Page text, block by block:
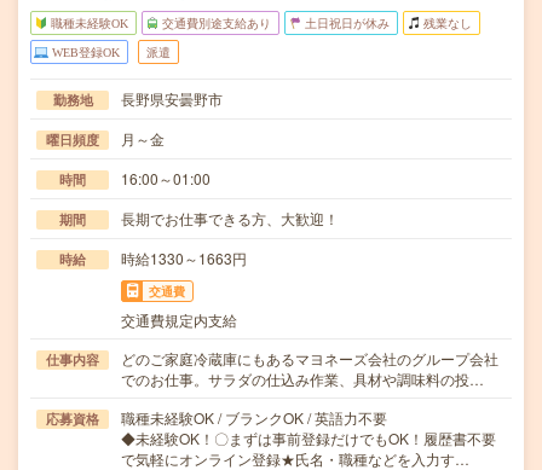
職種未経験OK 交通費別途支給あり 土日祝日が休み 残業なし
WEB登録OK 派遣
勤務地 長野県安曇野市
曜日頻度 月～金
時間 16:00～01:00
期間 長期でお仕事できる方、大歓迎！
時給 時給1330～1663円
交通費
交通費規定内支給
仕事内容
どのご家庭冷蔵庫にもあるマヨネーズ会社のグループ会社
でのお仕事。サラダの仕込み作業、具材や調味料の投…
応募資格
職種未経験OK / ブランクOK / 英語力不要
◆未経験OK！〇まずは事前登録だけでもOK！履歴書不要
で気軽にオンライン登録★氏名・職種などを入力す…